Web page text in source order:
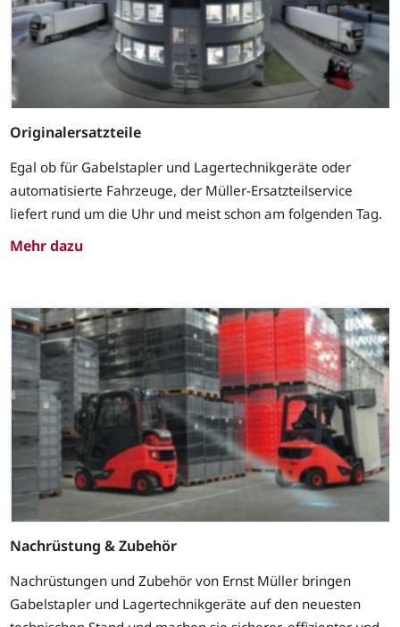
Originalersatzteile
Egal ob für Gabelstapler und Lagertechnikgeräte oder
automatisierte Fahrzeuge, der Müller-Ersatzteilservice
liefert rund um die Uhr und meist schon am folgenden Tag.
Mehr dazu
Nachrüstung & Zubehör
Nachrüstungen und Zubehör von Ernst Müller bringen
Gabelstapler und Lagertechnikgeräte auf den neuesten